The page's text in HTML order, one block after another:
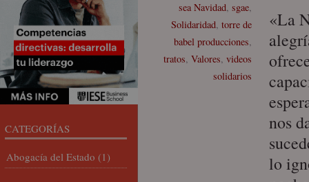
sea Navidad, sgae,
Solidaridad, torre de
babel producciones,
tratos, Valores, videos
solidarios
«La
nos
lo
CATEGORÍAS
Abogacía del Estado (1)